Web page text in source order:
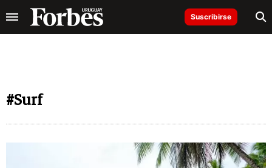
Suscribirse
#Surf